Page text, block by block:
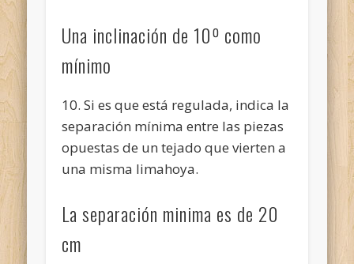
Una inclinación de 10º como
mínimo
10. Si es que está regulada, indica la
separación mínima entre las piezas
opuestas de un tejado que vierten a
una misma limahoya.
La separación minima es de 20
cm